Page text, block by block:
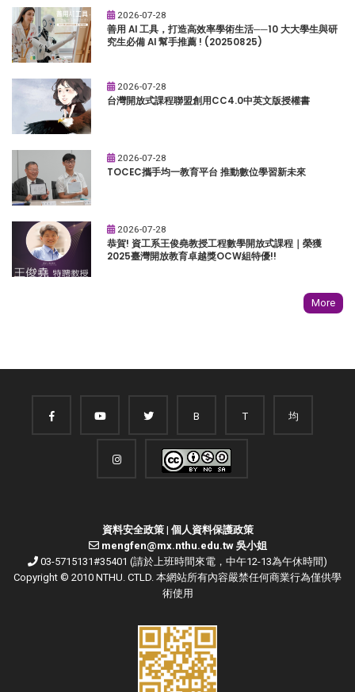
2026-07-28
善用 AI 工具，打造高效率學術生活──10 大大學生與研
究生必備 AI 幫手推薦 ! (20250825)
2026-07-28
台灣開放式課程聯盟創用CC4.0中英文版授權書
2026-07-28
TOCEC攜手均一教育平台 推動數位學習新未來
2026-07-28
恭賀! 資工系王俊堯教授工程數學開放式課程｜榮獲
2025臺灣開放教育卓越獎OCW組特優!!
More
B T 均
資料安全政策| 個人資料保護政策
mengfen@mx.nthu.edu.tw 吳小姐
03-5715131#35401 (請於上班時間來電，中午12-13為午休時間)
Copyright © 2010 NTHU. CTLD. 本網站所有內容嚴禁任何商業行為僅供學
術使用